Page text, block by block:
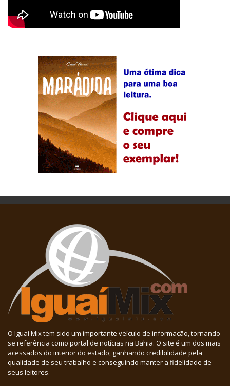
O Iguaí Mix tem sido um importante veículo de informação, tornando-
se referência como portal de notícias na Bahia. O site é um dos mais
acessados do interior do estado, ganhando credibilidade pela
qualidade de seu trabalho e conseguindo manter a fidelidade de
seus leitores.